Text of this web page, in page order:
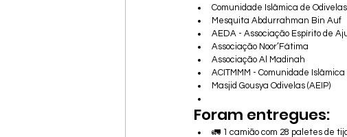
Comunidade Islâmica de Odivelas
Mesquita Abdurrahman Bin Auf
AEDA - Associação Espírito de
Associação Noor’Fátima
Associação Al Madinah
ACITMMM - Comunidade
Masjid Gousya Odivelas (AEIP)
Foram entregues:
🚛 1 camião com 28 paletes de